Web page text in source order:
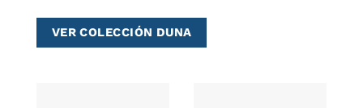
VER COLECCIÓN DUNA